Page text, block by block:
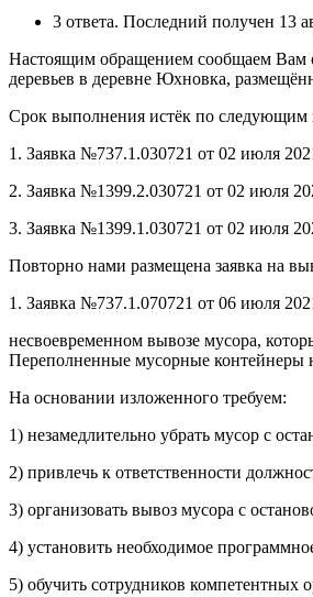
3 ответа. Последний получен 13
Настоящим обращением сообщаем Вам
деревьев в деревне Юхновка,
Срок выполнения истёк по следующим
1. Заявка №737.1.030721 от 02 июля
2. Заявка №1399.2.030721 от 02 июля
3. Заявка №1399.1.030721 от 02 июля
Повторно нами размещена заявка на
1. Заявка №737.1.070721 от 06 июля
несвоевременном вывозе мусора,
Переполненные мусорные контейнеры
На основании изложенного требуем:
1) незамедлительно убрать мусор с
2) привлечь к ответственности
3) организовать вывоз мусора с
4) установить необходимое
5) обучить сотрудников компетентных